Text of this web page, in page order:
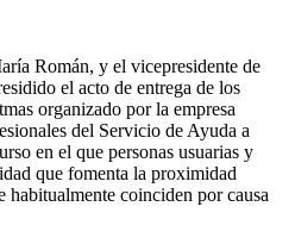
Román, y el vicepresidente de
el acto de entrega de los
organizado por la empresa
del Servicio de Ayuda a
en el que personas usuarias y
que fomenta la proximidad
habitualmente coinciden por causa